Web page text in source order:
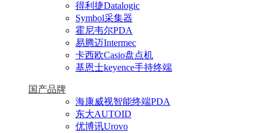
得利捷Datalogic
Symbol采集器
霍尼韦尔PDA
易腾迈Intermec
卡西欧Casio盘点机
基恩士keyence手持终端
国产品牌
海康威视智能终端PDA
东大AUTOID
优博讯Urovo